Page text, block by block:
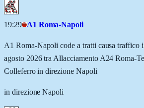
19:29 A1 Roma-Napoli
A1 Roma-Napoli code a tratti causa traffico
agosto 2026 tra Allacciamento A24 Roma-
Colleferro in direzione Napoli
in direzione Napoli